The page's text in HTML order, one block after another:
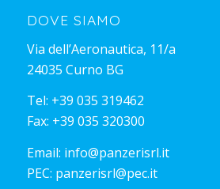
DOVE SIAMO
Via dell’Aeronautica, 11/a
24035 Curno BG
Tel: +39 035 319462
Fax: +39 035 320300
Email: info@panzerisrl.it
PEC: panzerisrl@pec.it